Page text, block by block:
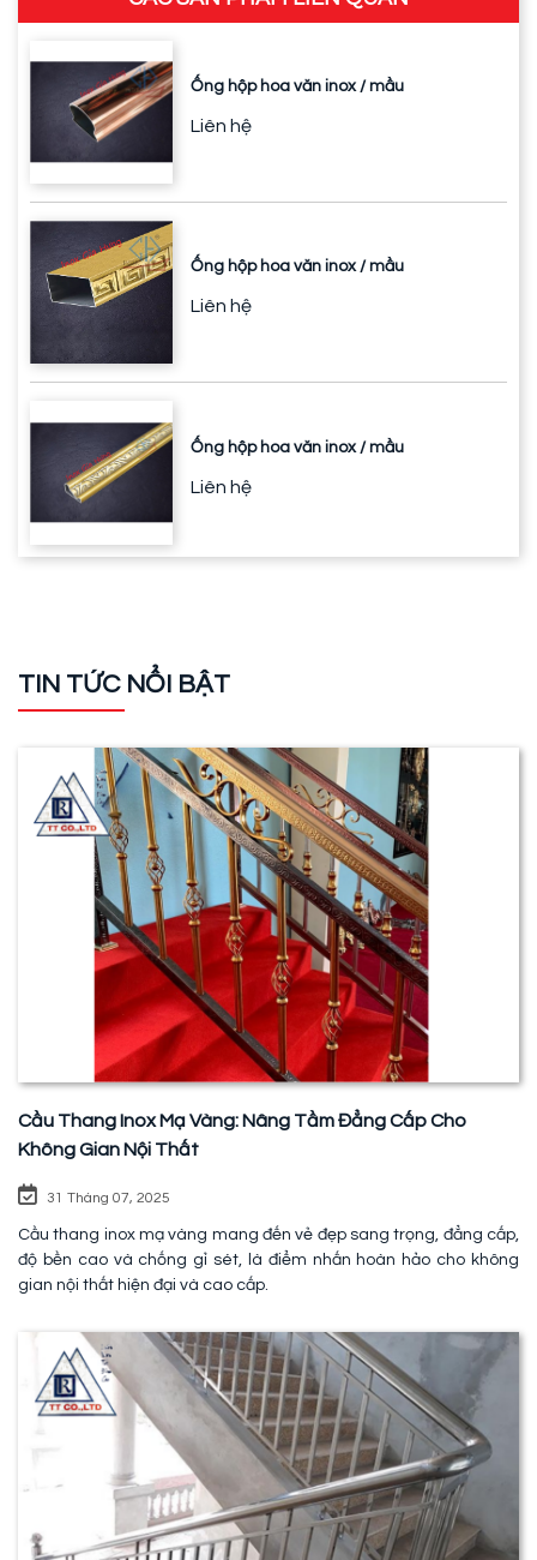
Ống hộp hoa văn inox / mầu
Liên hệ
Ống hộp hoa văn inox / mầu
Liên hệ
Ống hộp hoa văn inox / mầu
Liên hệ
TIN TỨC NỔI BẬT
Cầu Thang Inox Mạ Vàng: Nâng Tầm Đẳng Cấp Cho
Không Gian Nội Thất
31 Tháng 07, 2025
Cầu thang inox mạ vàng mang đến vẻ đẹp sang trọng, đẳng cấp,
độ bền cao và chống gỉ sét, là điểm nhấn hoàn hảo cho không
gian nội thất hiện đại và cao cấp.